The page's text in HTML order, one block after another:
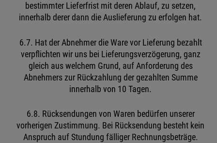
bestimmter Lieferfrist mit deren Ablauf, zu setzen,
innerhalb derer dann die Auslieferung zu erfolgen hat.
6.7. Hat der Abnehmer die Ware vor Lieferung bezahlt
verpflichten wir uns bei Lieferungsverzögerung, ganz
gleich aus welchem Grund, auf Anforderung des
Abnehmers zur Rückzahlung der gezahlten Summe
innerhalb von 10 Tagen.
6.8. Rücksendungen von Waren bedürfen unserer
vorherigen Zustimmung. Bei Rücksendung besteht kein
Anspruch auf Stundung fälliger Rechnungsbeträge.